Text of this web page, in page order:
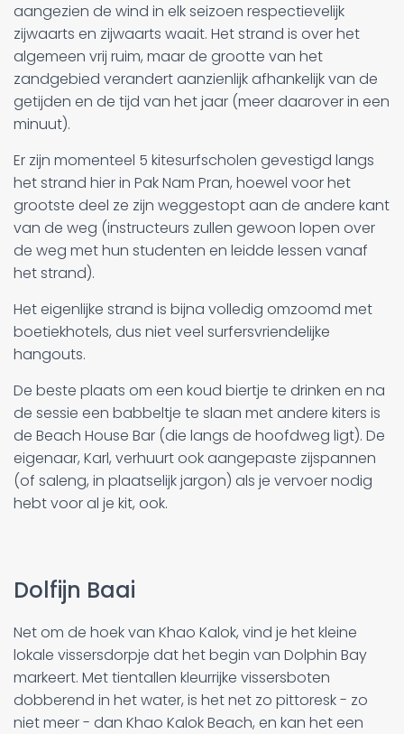
aangezien de wind in elk seizoen respectievelijk
zijwaarts en zijwaarts waait. Het strand is over het
algemeen vrij ruim, maar de grootte van het
zandgebied verandert aanzienlijk afhankelijk van de
getijden en de tijd van het jaar (meer daarover in een
minuut).
Er zijn momenteel 5 kitesurfscholen gevestigd langs
het strand hier in Pak Nam Pran, hoewel voor het
grootste deel ze zijn weggestopt aan de andere kant
van de weg (instructeurs zullen gewoon lopen over
de weg met hun studenten en leidde lessen vanaf
het strand).
Het eigenlijke strand is bijna volledig omzoomd met
boetiekhotels, dus niet veel surfersvriendelijke
hangouts.
De beste plaats om een koud biertje te drinken en na
de sessie een babbeltje te slaan met andere kiters is
de Beach House Bar (die langs de hoofdweg ligt). De
eigenaar, Karl, verhuurt ook aangepaste zijspannen
(of saleng, in plaatselijk jargon) als je vervoer nodig
hebt voor al je kit, ook.
Dolfijn Baai
Net om de hoek van Khao Kalok, vind je het kleine
lokale vissersdorpje dat het begin van Dolphin Bay
markeert. Met tientallen kleurrijke vissersboten
dobberend in het water, is het net zo pittoresk - zo
niet meer - dan Khao Kalok Beach, en kan het een